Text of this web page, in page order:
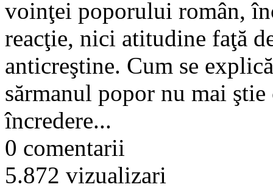
voinţei poporului român,
reacţie, nici atitudine faţă
anticreştine. Cum se
sărmanul popor nu mai ştie
încredere...
0 comentarii
5.872 vizualizari